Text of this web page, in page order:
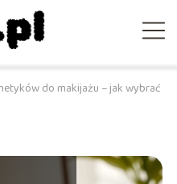
do makijażu – jak wybrać